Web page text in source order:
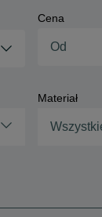
Cena
Materiał